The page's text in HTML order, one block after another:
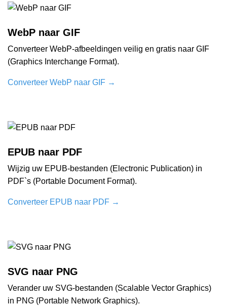
WebP naar GIF
Converteer WebP-afbeeldingen veilig en gratis naar GIF
(Graphics Interchange Format).
Converteer WebP naar GIF →
EPUB naar PDF
Wijzig uw EPUB-bestanden (Electronic Publication) in
PDF`s (Portable Document Format).
Converteer EPUB naar PDF →
SVG naar PNG
Verander uw SVG-bestanden (Scalable Vector Graphics)
in PNG (Portable Network Graphics).